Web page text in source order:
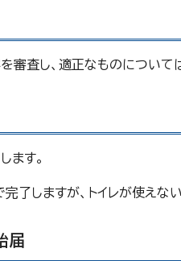
審査し、適正なものについて
ます。
了しますが、トイレが使えな
届